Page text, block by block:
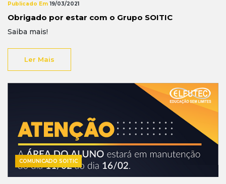
Publicado Em 19/03/2021
Obrigado por estar com o Grupo SOITIC
Saiba mais!
Ler Mais
COMUNICADO SOITIC